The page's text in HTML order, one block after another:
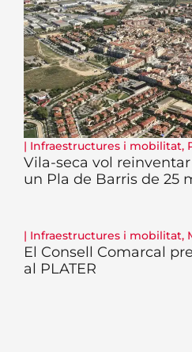
| Infraestructures i mobilitat,
Vila-seca vol
un Pla de Barris de 25
| Infraestructures i mobilitat,
El Consell Comarcal
al PLATER